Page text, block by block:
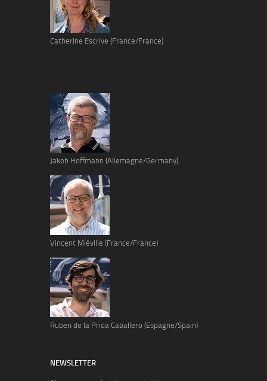
Catherine Escrive (France/France)
Jakob Hoffmann (Allemagne/Germany)
Vincent Miéville (France/France)
Ruben de la Prida Caballero (Espagne/Spain)
NEWSLETTER